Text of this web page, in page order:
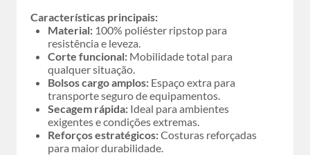
Características principais:
Material: 100% poliéster ripstop para
resistência e leveza.
Corte funcional: Mobilidade total para
qualquer situação.
Bolsos cargo amplos: Espaço extra para
transporte seguro de equipamentos.
Secagem rápida: Ideal para ambientes
exigentes e condições extremas.
Reforços estratégicos:Costuras reforçadas
para maior durabilidade.